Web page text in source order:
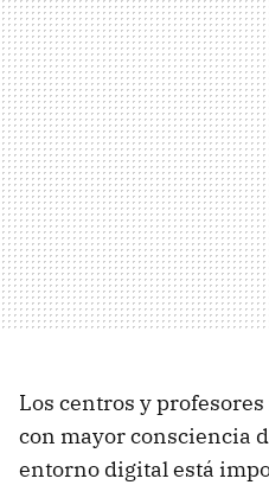
Los centros y
con mayor consciencia
entorno digital está